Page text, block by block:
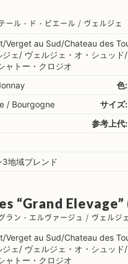
ール・ド・ピエール / ヴェルジェ
Verget au Sud/Chateau des
ジェ/ ヴェルジェ・オ・シュッ
ャトー・クロジオ
色:
/ Bourgogne サイズ:
参考上代:
3地域ブレンド
“Grand
ラン・エルヴァージュ / ヴェルジ
Verget au Sud/Chateau des
ジェ/ ヴェルジェ・オ・シュッ
ャトー・クロジオ